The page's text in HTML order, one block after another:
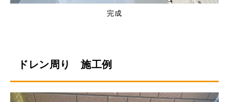
完成
ドレン周り 施工例